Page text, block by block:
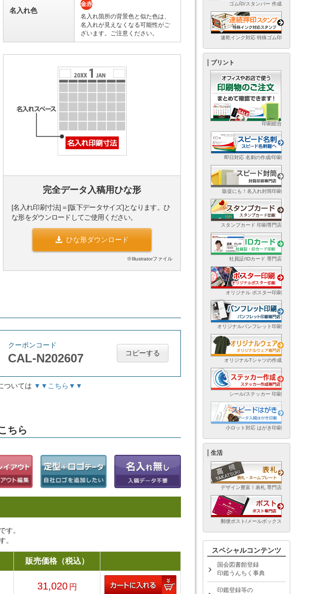
名入れ色
金赤
名入れ箇所の背景色と似た色は、
名入れが見えなくなる可能性がご
ざいます。ご注意ください。
完全データ入稿用ひな形
[名入れ印刷寸法]＝[版下データサイズ]となります。ひ
な形をダウンロードしてご使用ください。
ひな形ダウンロード
※Illustratorファイル
クーポンコード
CAL-N202607 コピーする
ついては ▼▼こちら▼▼
ちら
す。
。
販売価格（税込）
31,020 円
ゴム印/スタンパー 作成
速乾インク対応 特殊ゴム印
プリント
印刷総合
即日対応 名刺の作成/印刷
販促にも！名入れ封筒印刷
スタンプカード 印刷専門店
社員証/IDカード 専門店
オリジナル ポスター印刷
オリジナルパンフレット印刷
オリジナルTシャツの作成
シール/ステッカー 印刷
小ロット対応 はがき印刷
生活
デザイン豊富！表札 専門店
郵便ポスト/メールボックス
スペシャルコンテンツ
国会図書館登録
印鑑うんちく事典
印鑑登録等の